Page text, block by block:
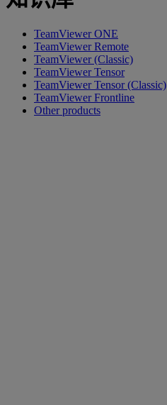
TeamViewer ONE
TeamViewer Remote
TeamViewer (Classic)
TeamViewer Tensor
TeamViewer Tensor (Classic)
TeamViewer Frontline
Other products